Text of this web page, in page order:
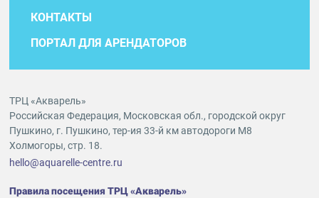
КОНТАКТЫ
ПОРТАЛ ДЛЯ АРЕНДАТОРОВ
ТРЦ «Акварель»
Российская Федерация, Московская обл., городской округ
Пушкино, г. Пушкино, тер-ия 33-й км автодороги М8
Холмогоры, стр. 18.
hello@aquarelle-centre.ru
Правила посещения ТРЦ «Акварель»